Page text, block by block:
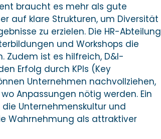
braucht es mehr als gute
auf klare Strukturen, um Diversität
zu erzielen. Die HR-Abteilung
und Workshops die
Zudem ist es hilfreich, D&I-
Erfolg durch KPIs (Key
Unternehmen nachvollziehen,
Anpassungen nötig werden. Ein
Unternehmenskultur und
Wahrnehmung als attraktiver